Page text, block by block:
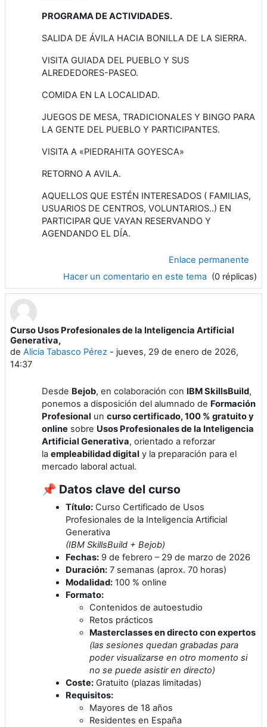
PROGRAMA DE ACTIVIDADES.
SALIDA DE ÁVILA HACIA BONILLA DE LA SIERRA.
VISITA GUIADA DEL PUEBLO Y SUS
ALREDEDORES-PASEO.
COMIDA EN LA LOCALIDAD.
JUEGOS DE MESA, TRADICIONALES Y BINGO PARA
LA GENTE DEL PUEBLO Y PARTICIPANTES.
VISITA A «PIEDRAHITA GOYESCA»
RETORNO A AVILA.
AQUELLOS QUE ESTÉN INTERESADOS ( FAMILIAS,
USUARIOS DE CENTROS, VOLUNTARIOS..) EN
PARTICIPAR QUE VAYAN RESERVANDO Y
AGENDANDO EL DÍA.
Enlace permanente
Hacer un comentario en este tema (0 réplicas)
Curso Usos Profesionales de la Inteligencia Artificial
Generativa,
de Alicia Tabasco Pérez - jueves, 29 de enero de 2026,
14:37
Desde Bejob, en colaboración con IBM SkillsBuild,
ponemos a disposición del alumnado de Formación
Profesional un curso certificado, 100 % gratuito y
online sobre Usos Profesionales de la Inteligencia
Artificial Generativa, orientado a reforzar
la empleabilidad digital y la preparación para el
mercado laboral actual.
📌 Datos clave del curso
Título: Curso Certificado de Usos
Profesionales de la Inteligencia Artificial
Generativa
(IBM SkillsBuild + Bejob)
Fechas: 9 de febrero – 29 de marzo de 2026
Duración: 7 semanas (aprox. 70 horas)
Modalidad: 100 % online
Formato:
Contenidos de autoestudio
Retos prácticos
Masterclasses en directo con expertos
(las sesiones quedan grabadas para
poder visualizarse en otro momento si
no se puede asistir en directo)
Coste: Gratuito (plazas limitadas)
Requisitos:
Mayores de 18 años
Residentes en España